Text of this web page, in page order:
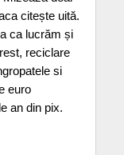
citește uită.
ca lucrăm și
reciclare
si
euro
an din pix.